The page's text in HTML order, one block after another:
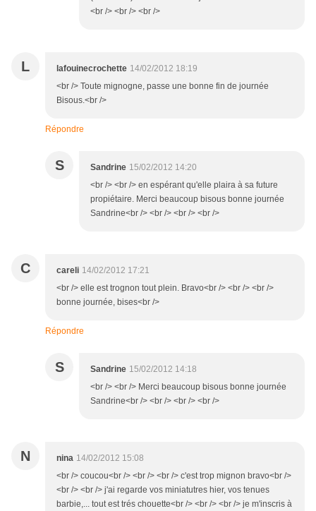
<br /> <br /> <br />
L lafouinecrochette 14/02/2012 18:19
<br /> Toute mignogne, passe une bonne fin de journée
Bisous.<br />
Répondre
S Sandrine 15/02/2012 14:20
<br /> <br /> en espérant qu'elle plaira à sa future
propiétaire. Merci beaucoup bisous bonne journée
Sandrine<br /> <br /> <br /> <br />
C careli 14/02/2012 17:21
<br /> elle est trognon tout plein. Bravo<br /> <br /> <br />
bonne journée, bises<br />
Répondre
S Sandrine 15/02/2012 14:18
<br /> <br /> Merci beaucoup bisous bonne journée
Sandrine<br /> <br /> <br /> <br />
N nina 14/02/2012 15:08
<br /> coucou<br /> <br /> <br /> c'est trop mignon bravo<br />
<br /> <br /> j'ai regarde vos miniatutres hier, vos tenues
barbie,... tout est trés chouette<br /> <br /> <br /> je m'inscris à